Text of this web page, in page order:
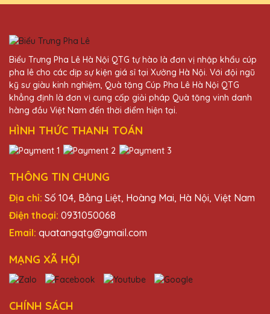
Cúp pha lê của Quà Tặng Pha Lê QTG thật
đã nhận được rất nhiều lời khen từ đối tác
sau khi trao tặng những chiếc cúp này.
25/11/2025
chỉ đẹp mà còn mang lại giá trị tinh thần lớn
với công ty.
Ngô Thị Xuân
25/11/2025
Mình đã đặt một số lượng lớn cúp pha lê
đều rất đẹp và chất lượng. Cảm ơn Quà
Biểu Trưng Pha Lê Hà Nội QTG tự hào là đơn vị nhập khẩu cúp
pha lê cho các dịp sự kiện giá sỉ tại Xưởng Hà Nội. Với đội ngũ
kỹ sư giàu kinh nghiệm, Quà tặng Cúp Pha Lê Hà Nội QTG
khẳng định là đơn vị cung cấp giải pháp Quà tặng vinh danh
hàng đầu Việt Nam đến thời điểm hiện tại.
HÌNH THỨC THANH TOÁN
THÔNG TIN CHUNG
Địa chỉ: Số 104, Bằng Liệt, Hoàng Mai, Hà Nội, Việt Nam
Điện thoại: 0931050068
Email: quatangqtg@gmail.com
MẠNG XÃ HỘI
CHÍNH SÁCH